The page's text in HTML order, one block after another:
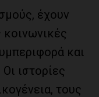
έχουν
κοινωνικές
και
ιστορίες
τους